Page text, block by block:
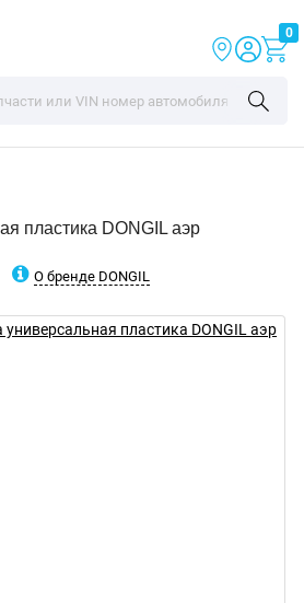
0
пластика DONGIL аэр
О бренде DONGIL